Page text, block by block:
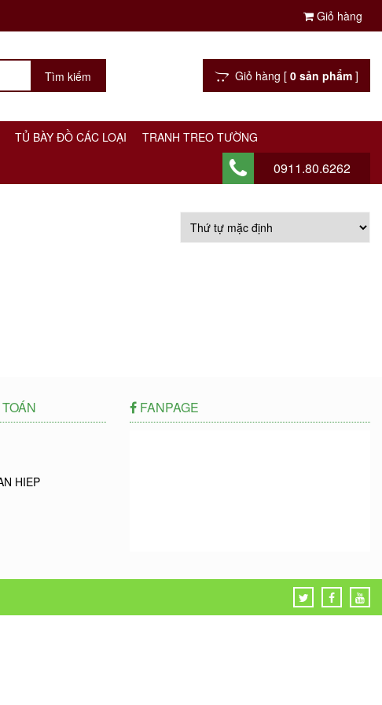
Giỏ hàng
Giỏ hàng [ 0 sản phẩm ]
TỦ BÀY ĐỒ CÁC LOẠI
TRANH TREO TƯỜNG
0911.80.6262
HIEP
FANPAGE